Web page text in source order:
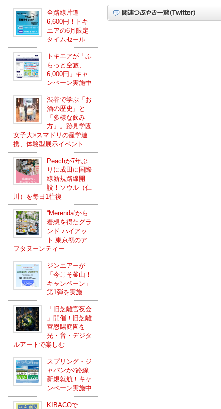
全路線片道
6,600円！トキ
エアの6月限定
タイムセール
トキエアが「ふ
らっと空旅、
6,000円」キャ
ンペーン実施中
渋谷で学ぶ「お
酒の歴史」と
「多様な飲み
方」。跡見学園
女子大×スマドリの産学連
携、体験型展示イベント
Peachが7年ぶ
りに成田に国際
線新規路線開
設！ソウル（仁
川）を毎日1往復
“Merenda”から
着想を得たグラ
ンド ハイアッ
ト 東京初のア
フタヌーンティー
ジンエアーが
「今こそ釜山！
キャンペーン」
第1弾を実施
「旧芝離宮夜会
」開催！旧芝離
宮恩賜庭園を
光・音・デジタ
ルアートで楽しむ
スプリング・ジ
ャパンが2路線
新規就航！キャ
ンペーン実施中
KIBACOで